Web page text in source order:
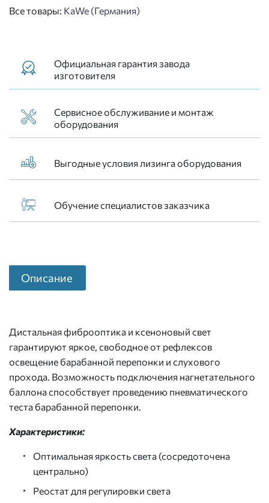
Все товары: KaWe (Германия)
Официальная гарантия завода
изготовителя
Сервисное обслуживание и монтаж
оборудования
Выгодные условия лизинга оборудования
Обучение специалистов заказчика
Описание
Дистальная фиброоптика и ксеноновый свет
гарантируют яркое, свободное от рефлексов
освещение барабанной перепонки и слухового
прохода. Возможность подключения нагнетательного
баллона способствует проведению пневматического
теста барабанной перепонки.
Характеристики:
Оптимальная яркость света (сосредоточена
центрально)
Реостат для регулировки света